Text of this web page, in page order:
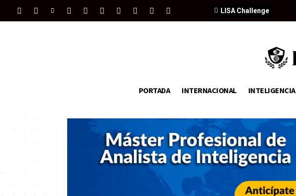
LISA Challenge
PORTADA INTERNACIONAL INTELIGENCIA